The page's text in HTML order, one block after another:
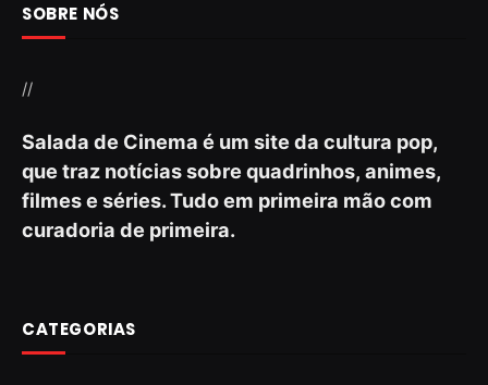
SOBRE NÓS
//
Salada de Cinema é um site da cultura pop,
que traz notícias sobre quadrinhos, animes,
filmes e séries. Tudo em primeira mão com
curadoria de primeira.
CATEGORIAS